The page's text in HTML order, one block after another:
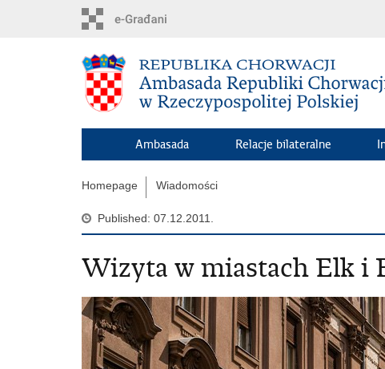
Ambasada Relacje bilateralne
Homepage Wiadomości
Published: 07.12.2011.
Wizyta w miastach Elk i